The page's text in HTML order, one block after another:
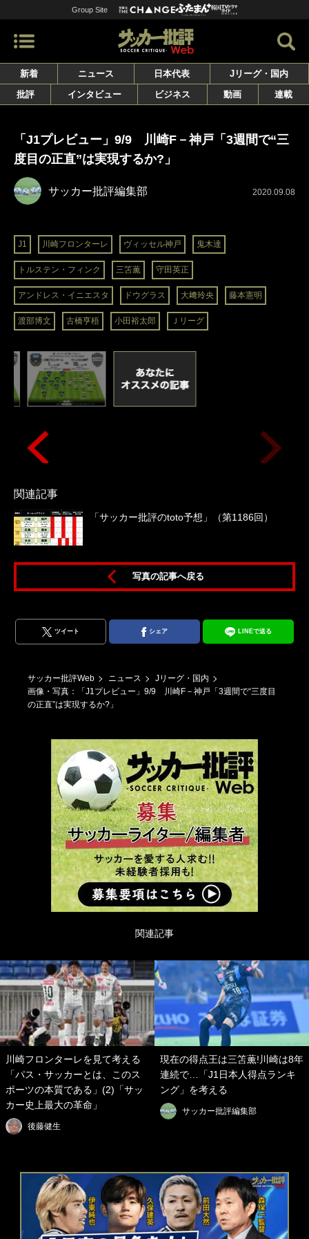
Group Site
新着 ニュース 日本代表
Jリーグ・国内
批評
インタビュー ビジネス 動画 連載
「J1プレビュー」9/9 川崎F－神戸「3週間で“三
度目の正直”は実現するか?」
サッカー批評編集部 2020.09.08
J1 川崎フロンターレ ヴィッセル神戸 鬼木達
トルステン・フィンク 三笘薫 守田英正
アンドレス・イニエスタ ドウグラス 大﨑玲央 藤本憲明
渡部博文 古橋亨梧 小田裕太郎 Ｊリーグ
関連記事
「サッカー批評のtoto予想」（第1186回）
写真の記事へ戻る
ツイート シェア LINEで送る
サッカー批評Web ニュース
Jリーグ・国内
画像・写真：「J1プレビュー」9/9 川崎F－神戸「3週間で“三度目
の正直”は実現するか?」
関連記事
川崎フロンターレを見て考える
「パス・サッカーとは、このス
ポーツの本質である」(2)「サッ
カー史上最大の革命」
後藤健生
現在の得点王は三笘薫!川崎は8年
連続で…「J1日本人得点ランキ
ング」を考える
サッカー批評編集部